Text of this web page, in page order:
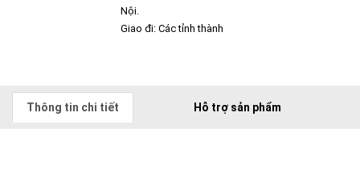
Nội.
Giao đi: Các tỉnh thành
Thông tin chi tiết Hỗ trợ sản phẩm